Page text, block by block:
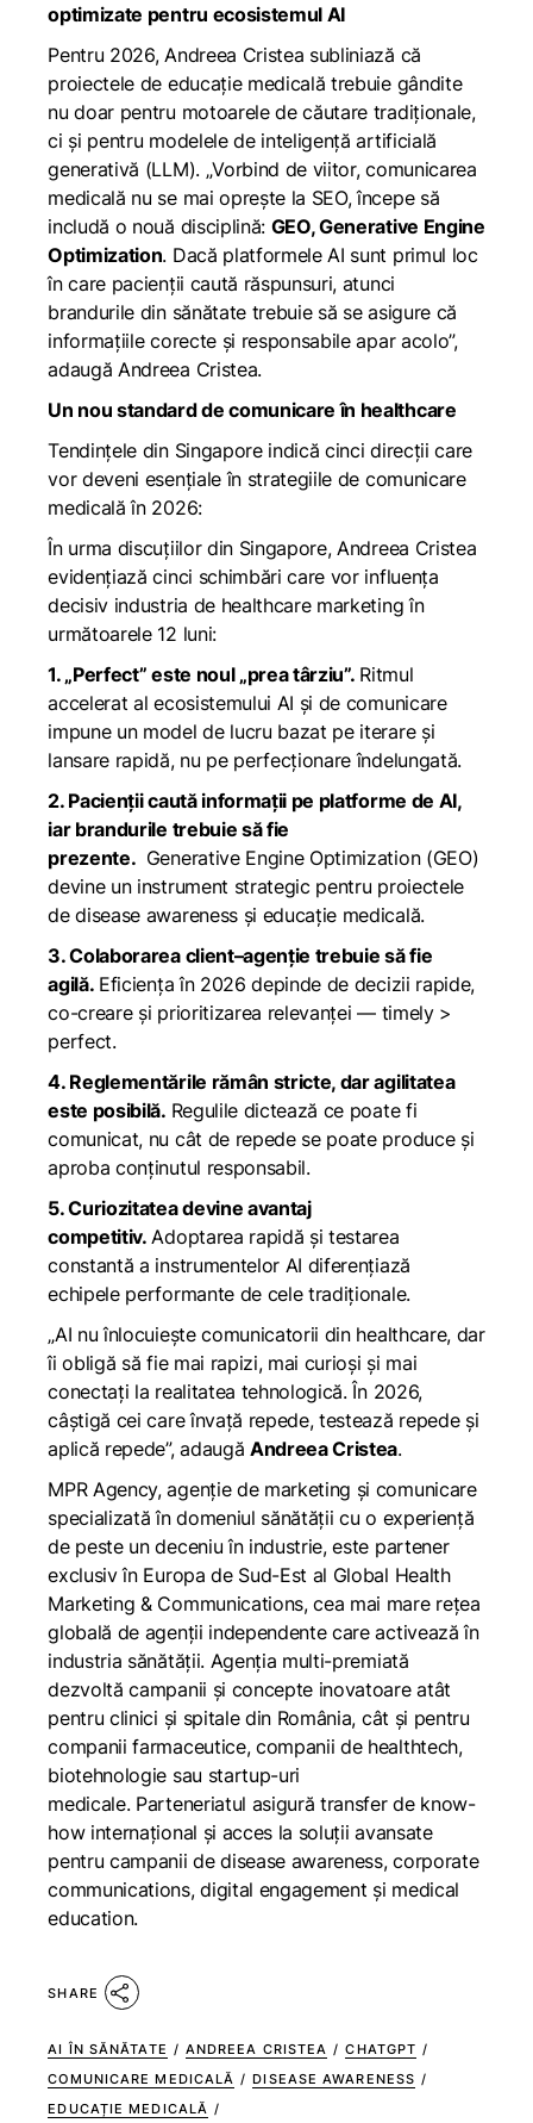
optimizate pentru ecosistemul AI
Pentru 2026, Andreea Cristea subliniază că
proiectele de educație medicală trebuie gândite
nu doar pentru motoarele de căutare tradiționale,
ci și pentru modelele de inteligență artificială
generativă (LLM). „Vorbind de viitor, comunicarea
medicală nu se mai oprește la SEO, începe să
includă o nouă disciplină: GEO, Generative Engine
Optimization. Dacă platformele AI sunt primul loc
în care pacienții caută răspunsuri, atunci
brandurile din sănătate trebuie să se asigure că
informațiile corecte și responsabile apar acolo”,
adaugă Andreea Cristea.
Un nou standard de comunicare în healthcare
Tendințele din Singapore indică cinci direcții care
vor deveni esențiale în strategiile de comunicare
medicală în 2026:
În urma discuțiilor din Singapore, Andreea Cristea
evidențiază cinci schimbări care vor influența
decisiv industria de healthcare marketing în
următoarele 12 luni:
1. „Perfect” este noul „prea târziu”. Ritmul
accelerat al ecosistemului AI și de comunicare
impune un model de lucru bazat pe iterare și
lansare rapidă, nu pe perfecționare îndelungată.
2. Pacienții caută informații pe platforme de AI,
iar brandurile trebuie să fie
prezente. Generative Engine Optimization (GEO)
devine un instrument strategic pentru proiectele
de disease awareness și educație medicală.
3. Colaborarea client–agenție trebuie să fie
agilă. Eficiența în 2026 depinde de decizii rapide,
co-creare și prioritizarea relevanței — timely >
perfect.
4. Reglementările rămân stricte, dar agilitatea
este posibilă. Regulile dictează ce poate fi
comunicat, nu cât de repede se poate produce și
aproba conținutul responsabil.
5. Curiozitatea devine avantaj
competitiv.Adoptarea rapidă și testarea
constantă a instrumentelor AI diferențiază
echipele performante de cele tradiționale.
„AI nu înlocuiește comunicatorii din healthcare, dar
îi obligă să fie mai rapizi, mai curioși și mai
conectați la realitatea tehnologică. În 2026,
câștigă cei care învață repede, testează repede și
aplică repede”, adaugă Andreea Cristea.
MPR Agency, agenție de marketing și comunicare
specializată în domeniul sănătății cu o experiență
de peste un deceniu în industrie, este partener
exclusiv în Europa de Sud-Est al Global Health
Marketing & Communications, cea mai mare rețea
globală de agenții independente care activează în
industria sănătății. Agenția multi-premiată
dezvoltă campanii și concepte inovatoare atât
pentru clinici și spitale din România, cât și pentru
companii farmaceutice, companii de healthtech,
biotehnologie sau startup-uri
medicale. Parteneriatul asigură transfer de know-
how internațional și acces la soluții avansate
pentru campanii de disease awareness, corporate
communications, digital engagement și medical
education.
SHARE
AI ÎN SĂNĂTATE / ANDREEA CRISTEA / CHATGPT /
COMUNICARE MEDICALĂ / DISEASE AWARENESS /
EDUCAȚIE MEDICALĂ /